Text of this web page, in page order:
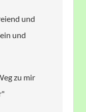
und
und
zu mir